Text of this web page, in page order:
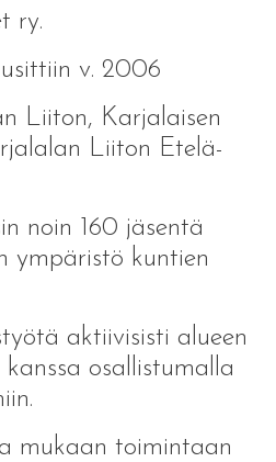
ry.
v. 2006
Liiton, Karjalaisen
Liiton Etelä-
noin 160 jäsentä
ympäristö kuntien
aktiivisisti alueen
osallistumalla
mukaan toimintaan